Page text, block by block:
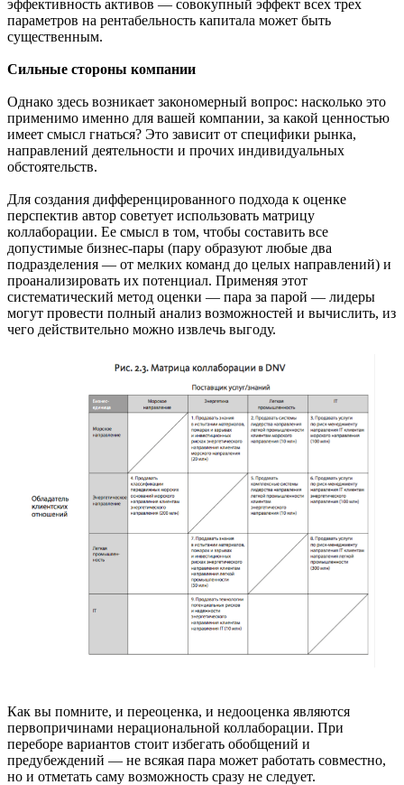
эффективность активов — совокупный эффект всех трех
параметров на рентабельность капитала может быть
существенным.
Сильные стороны компании
Однако здесь возникает закономерный вопрос: насколько это
применимо именно для вашей компании, за какой ценностью
имеет смысл гнаться? Это зависит от специфики рынка,
направлений деятельности и прочих индивидуальных
обстоятельств.
Для создания дифференцированного подхода к оценке
перспектив автор советует использовать матрицу
коллаборации. Ее смысл в том, чтобы составить все
допустимые бизнес-пары (пару образуют любые два
подразделения — от мелких команд до целых направлений) и
проанализировать их потенциал. Применяя этот
систематический метод оценки — пара за парой — лидеры
могут провести полный анализ возможностей и вычислить, из
чего действительно можно извлечь выгоду.
Как вы помните, и переоценка, и недооценка являются
первопричинами нерациональной коллаборации. При
переборе вариантов стоит избегать обобщений и
предубеждений — не всякая пара может работать совместно,
но и отметать саму возможность сразу не следует.